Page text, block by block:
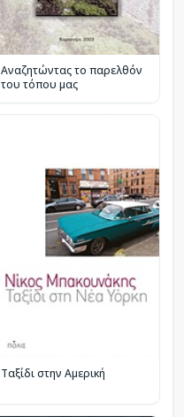
Αναζητώντας το παρελθόν
του τόπου μας
Ταξίδι στην Αμερική